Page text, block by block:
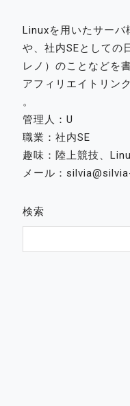
Linuxを用いたサーバ
や、社内SEとしての
レノ）のことなどを
アフィリエイトリン
。
管理人：U
職業：社内SE
趣味：陸上競技、
メール：
検索